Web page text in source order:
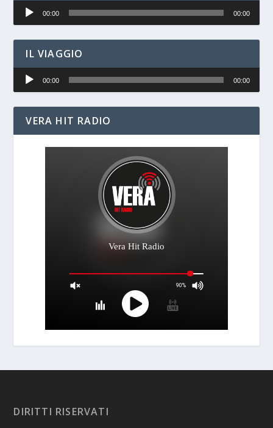
Audio
Player
00:00 00:00
IL VIAGGIO
Audio
Player
00:00 00:00
VERA HIT RADIO
DIRITTI RISERVATI